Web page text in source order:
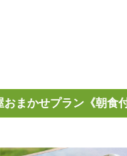
まかせプラン《朝食付